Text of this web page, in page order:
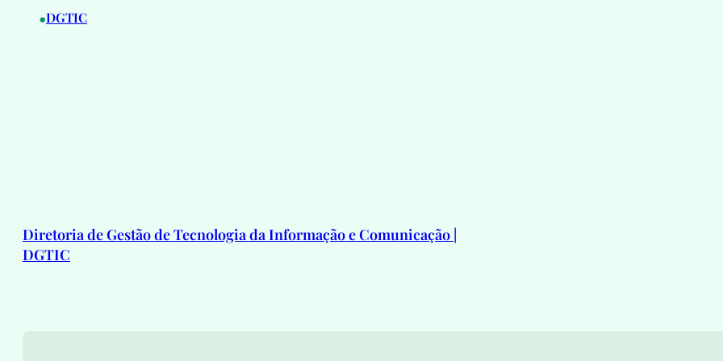
•DGTIC
Diretoria de Gestão de Tecnologia da Informação e Comunicação |
DGTIC